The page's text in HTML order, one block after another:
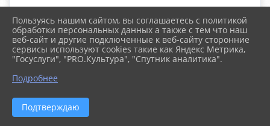
справочник, который осуществляет оперативное
обеспечение всех типов образовательных
учреждений нормативными, методическими,
научно-практическими материалами, способствует
повышению компетентности менеджеров высшего
всей системы образования.
Работа с ресурсом:
зайти на сайт:
Пользуясь нашим сайтом, вы соглашаетесь с политикой
обработки персональных данных а также с тем что наш
веб-сайт и другие подключенные к веб-сайту сторонние
сервисы используют cookies такие как Яндекс Метрика,
"Госуслуги", "PRO.Культура", "Спутник аналитика".
Подробнее
Подтверждаю